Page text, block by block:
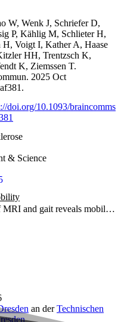
W, Wenk J, Schriefer D,
P, Kählig M, Schlieter H,
H, Voigt I, Kather A, Haase
HH, Trentzsch K,
K, Ziemssen T.
2025 Oct
doi.org/10.1093/braincomms
& Science
mobility phenotypes in multiple sclerosis
an derTechnischen